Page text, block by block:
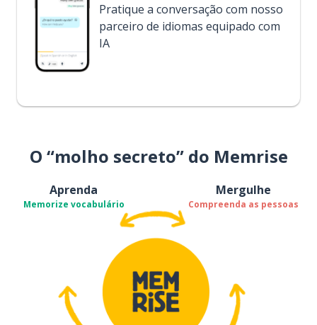
Pratique a conversação com nosso
parceiro de idiomas equipado com
IA
O “molho secreto” do Memrise
Aprenda
Memorize vocabulário
Mergulhe
Compreenda as pessoas